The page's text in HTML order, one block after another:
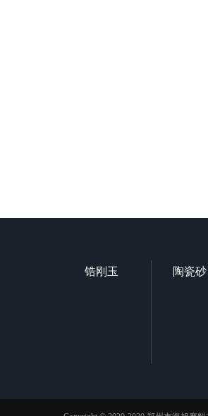
锆刚玉 陶瓷砂